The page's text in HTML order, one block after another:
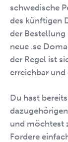
schwedische
des künftigen
der
neue .se
der Regel ist
erreichbar und
Du hast
und möchtest
Fordere